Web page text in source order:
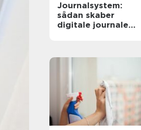
Journalsystem:
sådan skaber
digitale journaler